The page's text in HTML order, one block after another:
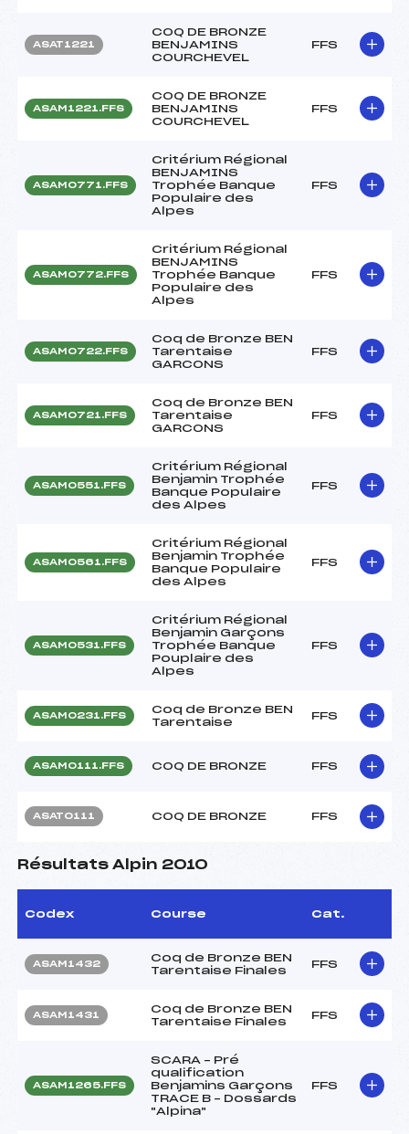
ASAT1221
COQ DE BRONZE
BENJAMINS
COURCHEVEL
FFS
ASAM1221.FFS
COQ DE BRONZE
BENJAMINS
COURCHEVEL
FFS
ASAM0771.FFS
Critérium Régional
BENJAMINS
Trophée Banque
Populaire des
Alpes
FFS
ASAM0772.FFS
Critérium Régional
BENJAMINS
Trophée Banque
Populaire des
Alpes
FFS
ASAM0722.FFS
Coq de Bronze BEN
Tarentaise
GARCONS
FFS
ASAM0721.FFS
Coq de Bronze BEN
Tarentaise
GARCONS
FFS
ASAM0551.FFS
Critérium Régional
Benjamin Trophée
Banque Populaire
des Alpes
FFS
ASAM0561.FFS
Critérium Régional
Benjamin Trophée
Banque Populaire
des Alpes
FFS
ASAM0531.FFS
Critérium Régional
Benjamin Garçons
Trophée Banque
Pouplaire des
Alpes
FFS
ASAM0231.FFS
Coq de Bronze BEN
Tarentaise
FFS
ASAM0111.FFS COQ DE BRONZE FFS
ASAT0111 COQ DE BRONZE FFS
Résultats Alpin 2010
Codex Course Cat.
ASAM1432
Coq de Bronze BEN
Tarentaise Finales
FFS
ASAM1431
Coq de Bronze BEN
Tarentaise Finales
FFS
ASAM1265.FFS
SCARA – Pré
qualification
Benjamins Garçons
TRACE B – Dossards
"Alpina"
FFS